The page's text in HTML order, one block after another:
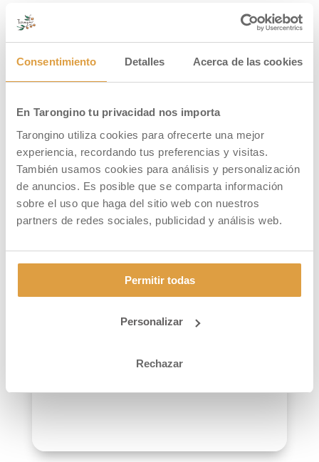
Consentimiento Detalles Acerca de las cookies
En Tarongino tu privacidad nos importa
Tarongino utiliza cookies para ofrecerte una mejor
experiencia, recordando tus preferencias y visitas.
También usamos cookies para análisis y personalización
de anuncios. Es posible que se comparta información
sobre el uso que haga del sitio web con nuestros
partners de redes sociales, publicidad y análisis web.
Permitir todas
Personalizar
Rechazar
PUBLICACIONES RELACIONADAS
Tarongino
[:es] Agua de Valenica: la tradición valenciana se
icono de la cultura valenciana El Agua de Valencia